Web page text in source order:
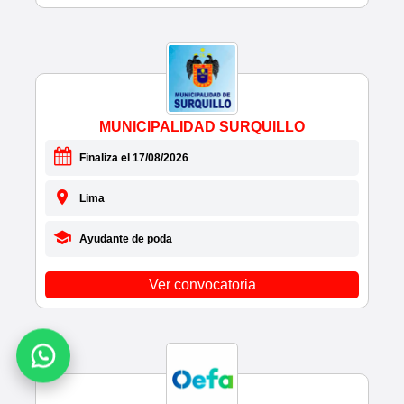
• DIRESA PIURA
• DIRESA SAN MARTÍN
• DIRESA TACNA
• DISA APURÍMAC II
• DISAL
• DISTRIBUIDORA DIMAT
• DISTRIBUIDORA SUMON S.R.LTDA
• DIVEMOTOR
• DM SMART TELECOMUNICACIONES
• DOMINOS PIZZA PERÚ
• DRE HUANCAVELICA
• DRE MADRE DE DIOS
• DROGUERIA CARRION
• DROGUERÍA GD
MUNICIPALIDAD SURQUILLO
Finaliza el 17/08/2026
Lima
Ayudante de poda
Ver convocatoria